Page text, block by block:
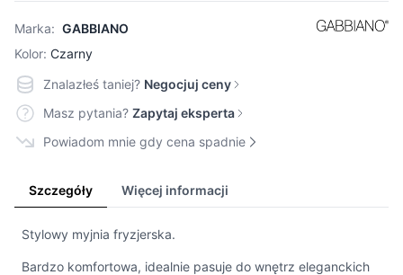
Marka: GABBIANO
Kolor: Czarny
Znalazłeś taniej? Negocjuj ceny
Masz pytania? Zapytaj eksperta
Powiadom mnie gdy cena spadnie
Szczegóły Więcej informacji
Stylowy myjnia fryzjerska.
Bardzo komfortowa, idealnie pasuje do wnętrz eleganckich